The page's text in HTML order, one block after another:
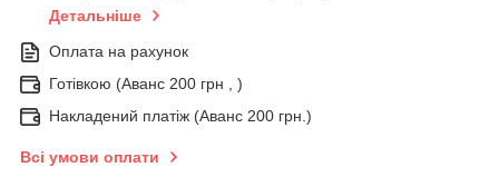
Детальніше
Оплата на рахунок
Готівкою (Аванс 200 грн , )
Накладений платіж (Аванс 200 грн.)
Всі умови оплати